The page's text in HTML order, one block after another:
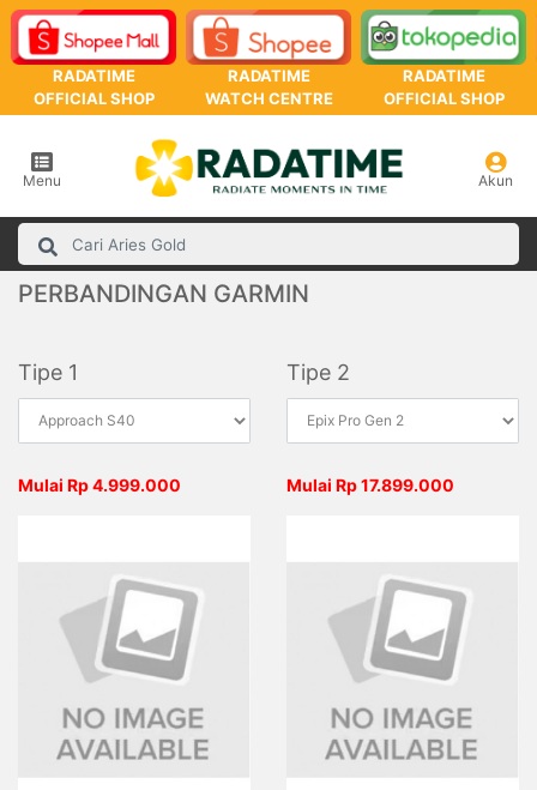
RADATIME
OFFICIAL SHOP
RADATIME
WATCH CENTRE
RADATIME
OFFICIAL SHOP
Menu Akun
PERBANDINGAN GARMIN
Tipe 1 Tipe 2
Mulai Rp 4.999.000 Mulai Rp 17.899.000